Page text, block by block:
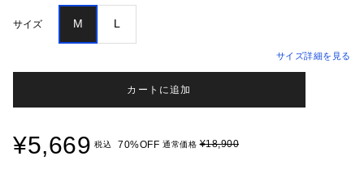
サイズ M L
サイズ詳細を見る
カートに追加
¥5,669 税込 70%OFF 通常価格¥18,900